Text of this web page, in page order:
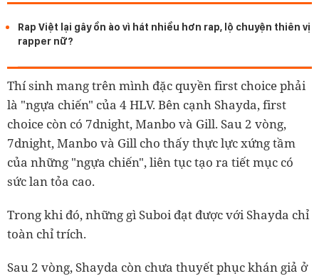
Rap Việt lại gây ồn ào vì hát nhiều hơn rap, lộ chuyện thiên vị
rapper nữ?
Thí sinh mang trên mình đặc quyền first choice phải
là "ngựa chiến" của 4 HLV. Bên cạnh Shayda, first
choice còn có 7dnight, Manbo và Gill. Sau 2 vòng,
7dnight, Manbo và Gill cho thấy thực lực xứng tầm
của những "ngựa chiến", liên tục tạo ra tiết mục có
sức lan tỏa cao.
Trong khi đó, những gì Suboi đạt được với Shayda chỉ
toàn chỉ trích.
Sau 2 vòng, Shayda còn chưa thuyết phục khán giả ở